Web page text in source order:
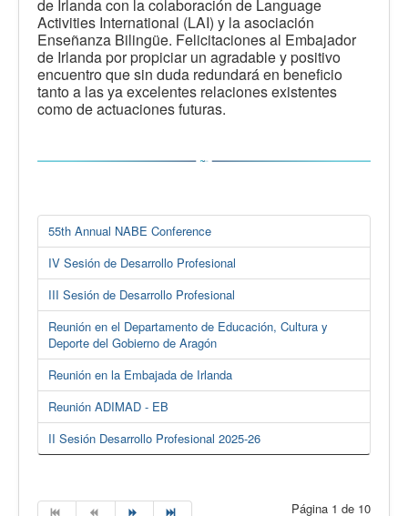
de Irlanda con la colaboración de Language
Activities International (LAI) y la asociación
Enseñanza Bilingüe. Felicitaciones al Embajador
de Irlanda por propiciar un agradable y positivo
encuentro que sin duda redundará en beneficio
tanto a las ya excelentes relaciones existentes
como de actuaciones futuras.
55th Annual NABE Conference
IV Sesión de Desarrollo Profesional
III Sesión de Desarrollo Profesional
Reunión en el Departamento de Educación, Cultura y
Deporte del Gobierno de Aragón
Reunión en la Embajada de Irlanda
Reunión ADIMAD - EB
II Sesión Desarrollo Profesional 2025-26
Página 1 de 10